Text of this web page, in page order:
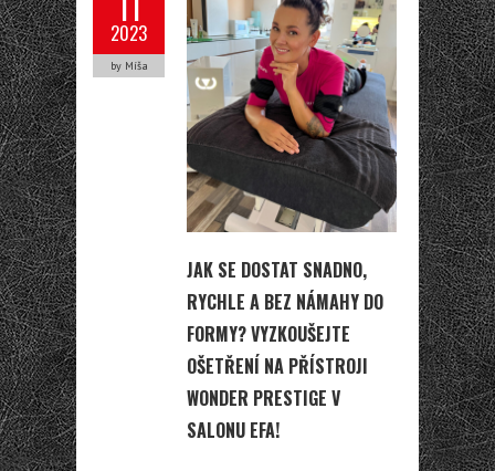
2023
by Míša
JAK SE DOSTAT SNADNO,
RYCHLE A BEZ NÁMAHY DO
FORMY? VYZKOUŠEJTE
OŠETŘENÍ NA PŘÍSTROJI
WONDER PRESTIGE V
SALONU EFA!